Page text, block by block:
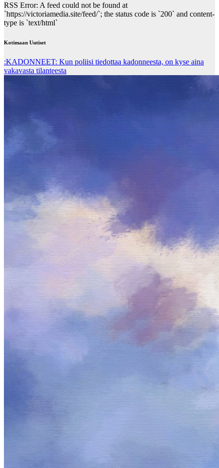
RSS Error: A feed could not be found at
`https://victoriamedia.site/feed/`; the status code is `200` and content-
type is `text/html`
Kotimaan Uutiset
:KADONNEET: Kun poliisi tiedottaa kadonneesta, on kyse aina
vakavasta tilanteesta